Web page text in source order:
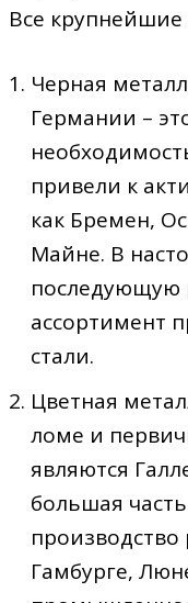
Все
Черная
Германии –
привели к
как Бремен,
Майне. В
последующую
ассортимент
стали.
Цветная
ломе и
являются
большая
Гамбурге,